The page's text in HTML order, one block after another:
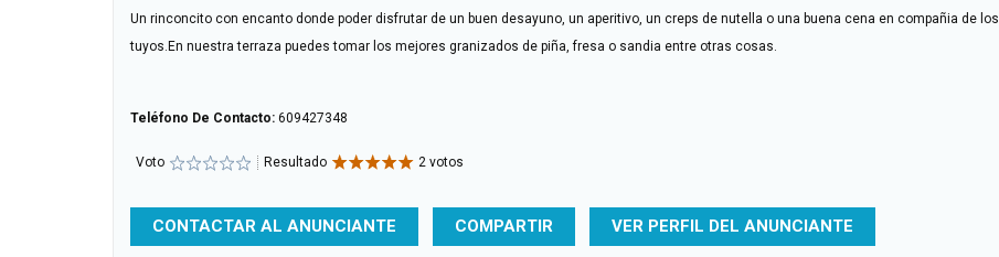
Un rinconcito con encanto donde poder disfrutar de un buen desayuno, un aperitivo, un creps de nutella o una buena cena en compañia de los
tuyos.En nuestra terraza puedes tomar los mejores granizados de piña, fresa o sandia entre otras cosas.
Teléfono De Contacto: 609427348
Voto Resultado 2 votos
CONTACTAR AL ANUNCIANTE COMPARTIR VER PERFIL DEL ANUNCIANTE